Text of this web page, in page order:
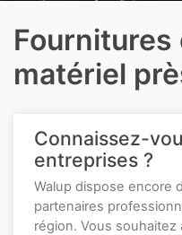
Fournitures
matériel
Connaissez-
entreprises ?
Walup dispose encore
partenaires
région. Vous souhaitez